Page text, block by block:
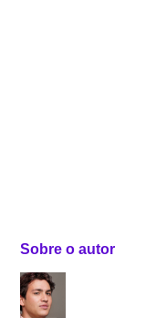
Sobre o autor